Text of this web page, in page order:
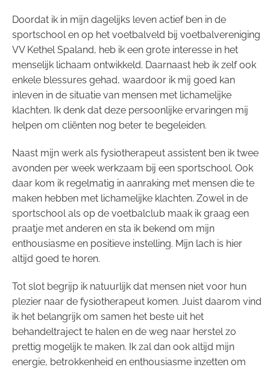
Doordat ik in mijn dagelijks leven actief ben in de
sportschool en op het voetbalveld bij voetbalvereniging
VV Kethel Spaland, heb ik een grote interesse in het
menselijk lichaam ontwikkeld. Daarnaast heb ik zelf ook
enkele blessures gehad, waardoor ik mij goed kan
inleven in de situatie van mensen met lichamelijke
klachten. Ik denk dat deze persoonlijke ervaringen mij
helpen om cliënten nog beter te begeleiden.
Naast mijn werk als fysiotherapeut assistent ben ik twee
avonden per week werkzaam bij een sportschool. Ook
daar kom ik regelmatig in aanraking met mensen die te
maken hebben met lichamelijke klachten. Zowel in de
sportschool als op de voetbalclub maak ik graag een
praatje met anderen en sta ik bekend om mijn
enthousiasme en positieve instelling. Mijn lach is hier
altijd goed te horen.
Tot slot begrijp ik natuurlijk dat mensen niet voor hun
plezier naar de fysiotherapeut komen. Juist daarom vind
ik het belangrijk om samen het beste uit het
behandeltraject te halen en de weg naar herstel zo
prettig mogelijk te maken. Ik zal dan ook altijd mijn
energie, betrokkenheid en enthousiasme inzetten om